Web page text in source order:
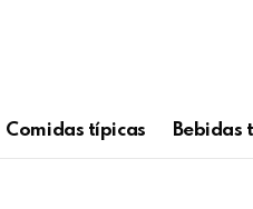
Comidas típicas Bebidas